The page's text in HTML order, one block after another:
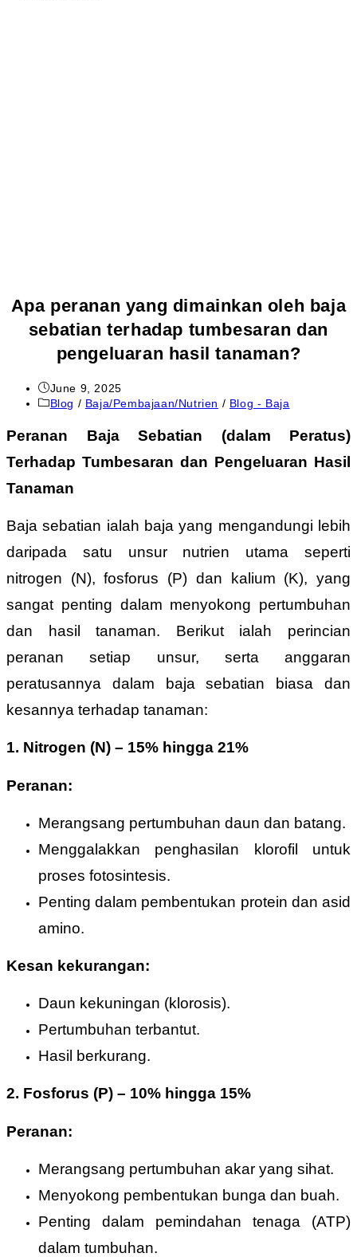
Apa peranan yang dimainkan oleh baja
sebatian terhadap tumbesaran dan
pengeluaran hasil tanaman?
June 9, 2025
Blog / Baja/Pembajaan/Nutrien / Blog - Baja
Peranan Baja Sebatian (dalam Peratus)
Terhadap Tumbesaran dan Pengeluaran Hasil
Tanaman
Baja sebatian ialah baja yang mengandungi lebih
daripada satu unsur nutrien utama seperti
nitrogen (N), fosforus (P) dan kalium (K), yang
sangat penting dalam menyokong pertumbuhan
dan hasil tanaman. Berikut ialah perincian
peranan setiap unsur, serta anggaran
peratusannya dalam baja sebatian biasa dan
kesannya terhadap tanaman:
1. Nitrogen (N) – 15% hingga 21%
Peranan:
Merangsang pertumbuhan daun dan batang.
Menggalakkan penghasilan klorofil untuk
proses fotosintesis.
Penting dalam pembentukan protein dan asid
amino.
Kesan kekurangan:
Daun kekuningan (klorosis).
Pertumbuhan terbantut.
Hasil berkurang.
2. Fosforus (P) – 10% hingga 15%
Peranan:
Merangsang pertumbuhan akar yang sihat.
Menyokong pembentukan bunga dan buah.
Penting dalam pemindahan tenaga (ATP)
dalam tumbuhan.